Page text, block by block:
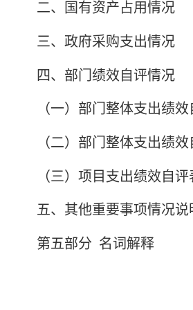
二、国有资产占用情况
三、政府采购支出情况
四、部门绩效自评情况
（一）部门整体支出绩
（二）部门整体支出绩
（三）项目支出绩效自评
五、其他重要事项情况说
第五部分 名词解释